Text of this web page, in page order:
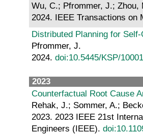
Wu, C.; Pfrommer, J.; Zhou,
2024. IEEE Transactions on
Distributed Planning for
Pfrommer, J.
2024. doi:10.5445/KSP/
2023
Counterfactual Root Cause
Rehak, J.; Sommer, A.;
2023. 2023 IEEE 21st
Engineers (IEEE).